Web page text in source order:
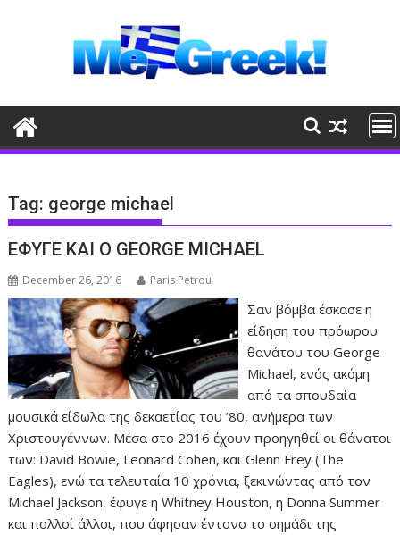
Tag: george michael
ΕΦΥΓΕ ΚΑΙ Ο GEORGE MICHAEL
December 26, 2016 Paris Petrou
Σαν βόμβα έσκασε η
είδηση του πρόωρου
θανάτου του George
Michael, ενός ακόμη
από τα σπουδαία
μουσικά είδωλα της δεκαετίας του ’80, ανήμερα των
Χριστουγέννων. Μέσα στο 2016 έχουν προηγηθεί οι θάνατοι
των: David Bowie, Leonard Cohen, και Glenn Frey (The
Eagles), ενώ τα τελευταία 10 χρόνια, ξεκινώντας από τον
Michael Jackson, έφυγε η Whitney Houston, η Donna Summer
και πολλοί άλλοι, που άφησαν έντονο το σημάδι της